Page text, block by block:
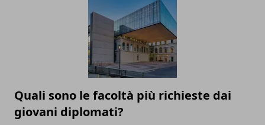
Quali sono le facoltà più richieste dai
giovani diplomati?